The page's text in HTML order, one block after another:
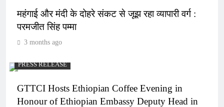
महंगाई और मंदी के दोहरे संकट से जूझ रहा व्यापारी वर्ग :
परमजीत सिंह पम्मा
3 months ago
PRESS RELEASE
GTTCI Hosts Ethiopian Coffee Evening in
Honour of Ethiopian Embassy Deputy Head in